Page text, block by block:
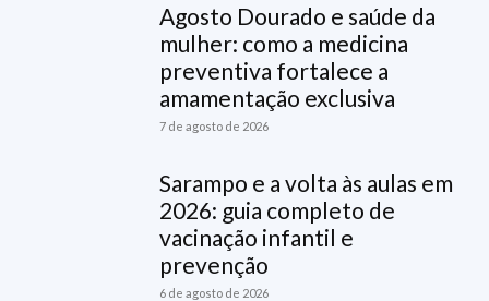
Agosto Dourado e saúde da
mulher: como a medicina
preventiva fortalece a
amamentação exclusiva
7 de agosto de 2026
Sarampo e a volta às aulas em
2026: guia completo de
vacinação infantil e
prevenção
6 de agosto de 2026